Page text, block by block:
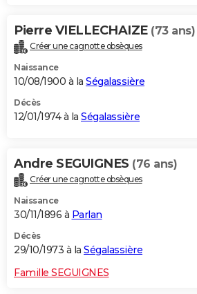
Pierre VIELLECHAIZE (73 ans)
Créer une cagnotte obsèques
Naissance
10/08/1900 à la Ségalassière
Décès
12/01/1974 à la Ségalassière
Andre SEGUIGNES (76 ans)
Créer une cagnotte obsèques
Naissance
30/11/1896 à Parlan
Décès
29/10/1973 à la Ségalassière
Famille SEGUIGNES